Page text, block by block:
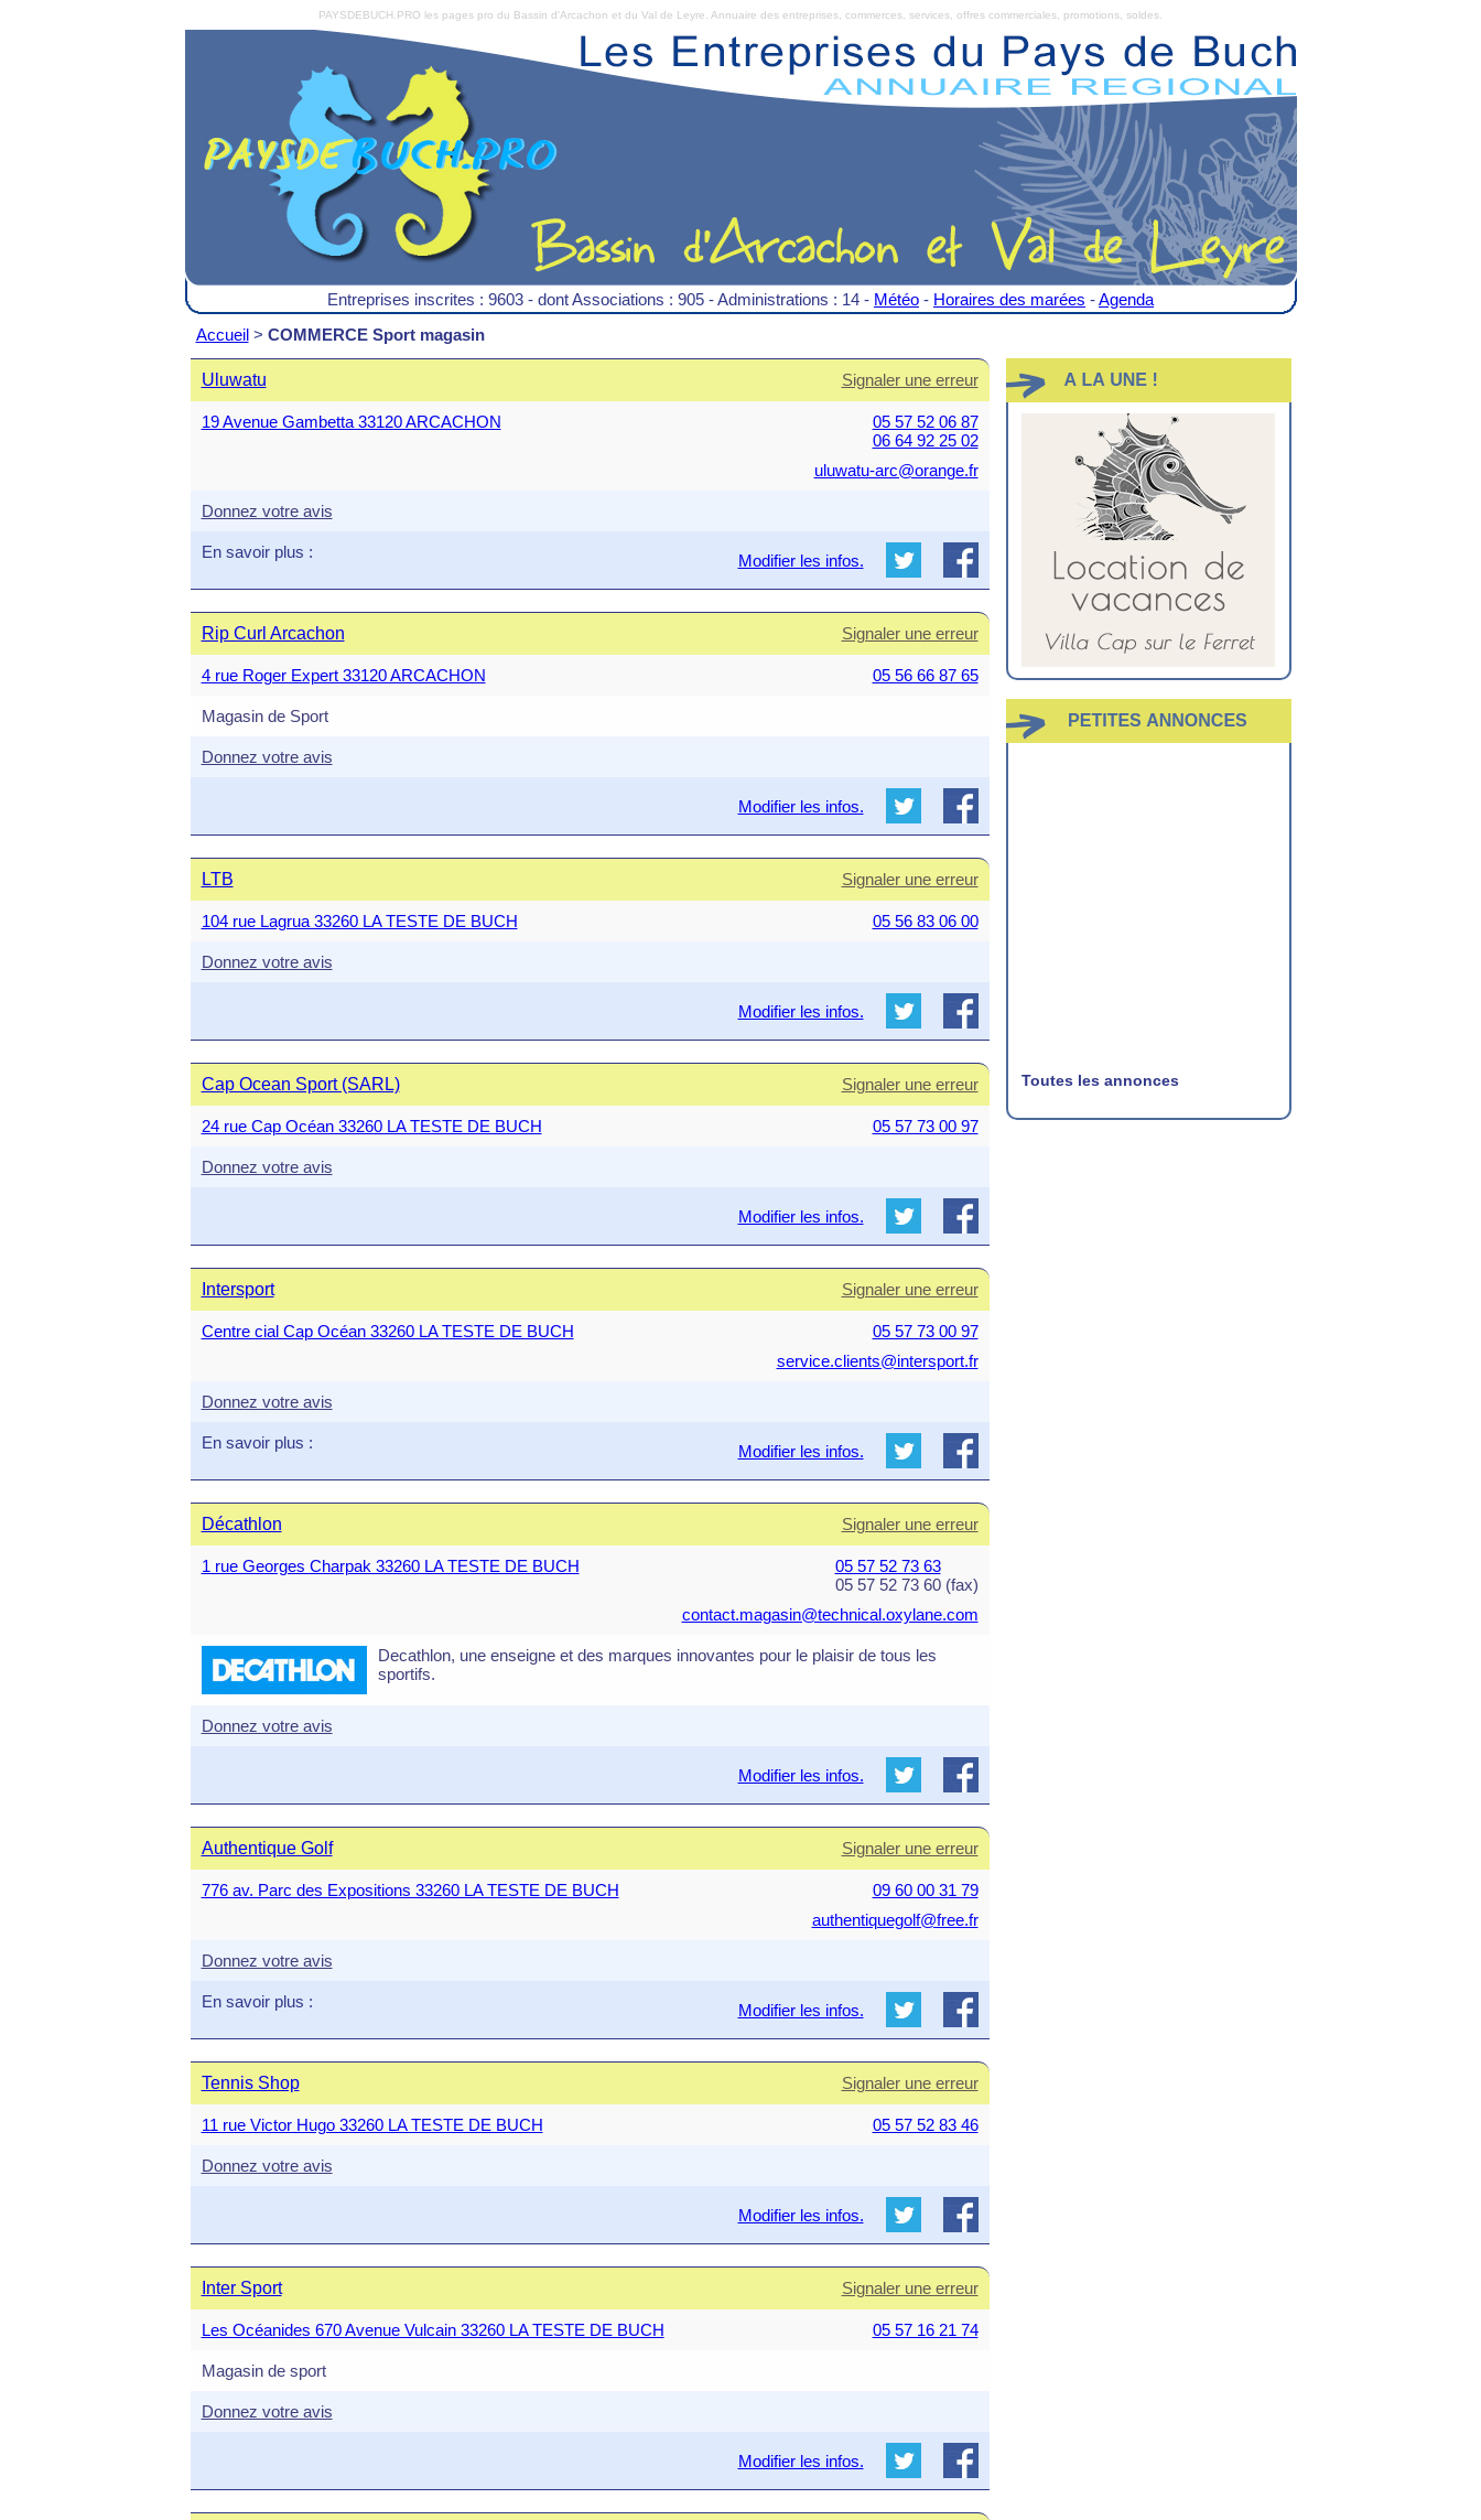
PAYSDEBUCH.PRO les pages pro du Bassin d'Arcachon et du Val de Leyre. Annuaire des entreprises, commerces, services, offres commerciales, promotions, soldes.
Entreprises inscrites : 9603 - dont Associations : 905 - Administrations : 14 - Météo - Horaires des marées -Agenda
Accueil> COMMERCE Sport magasin
Uluwatu Signaler une erreur
19 Avenue Gambetta 33120 ARCACHON
05 57 52 06 87
06 64 92 25 02
uluwatu-arc@orange.fr
Donnez votre avis
En savoir plus : Modifier les infos.
Rip Curl Arcachon Signaler une erreur
4 rue Roger Expert 33120 ARCACHON 05 56 66 87 65
Magasin de Sport
Donnez votre avis
Modifier les infos.
LTB Signaler une erreur
104 rue Lagrua 33260 LA TESTE DE BUCH 05 56 83 06 00
Donnez votre avis
Modifier les infos.
Cap Ocean Sport (SARL) Signaler une erreur
24 rue Cap Océan 33260 LA TESTE DE BUCH 05 57 73 00 97
Donnez votre avis
Modifier les infos.
Intersport Signaler une erreur
Centre cial Cap Océan 33260 LA TESTE DE BUCH
05 57 73 00 97
service.clients@intersport.fr
Donnez votre avis
En savoir plus : Modifier les infos.
Décathlon Signaler une erreur
1 rue Georges Charpak 33260 LA TESTE DE BUCH
05 57 52 73 63
05 57 52 73 60 (fax)
contact.magasin@technical.oxylane.com
Decathlon, une enseigne et des marques innovantes pour le plaisir de tous les
sportifs.
Donnez votre avis
Modifier les infos.
Authentique Golf Signaler une erreur
776 av. Parc des Expositions 33260 LA TESTE DE BUCH
09 60 00 31 79
authentiquegolf@free.fr
Donnez votre avis
En savoir plus : Modifier les infos.
Tennis Shop Signaler une erreur
11 rue Victor Hugo 33260 LA TESTE DE BUCH 05 57 52 83 46
Donnez votre avis
Modifier les infos.
Inter Sport Signaler une erreur
Les Océanides 670 Avenue Vulcain 33260 LA TESTE DE BUCH 05 57 16 21 74
Magasin de sport
Donnez votre avis
Modifier les infos.